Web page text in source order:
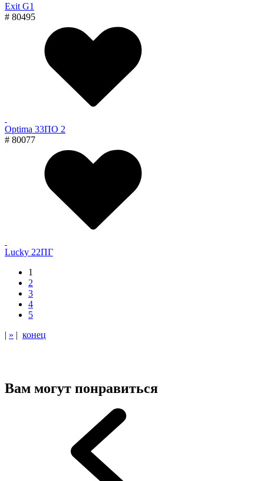
Exit G1
# 80495
Optima 33ПО 2
# 80077
Lucky 22ПГ
1
2
3
4
5
| » | конец
Вам могут понравиться